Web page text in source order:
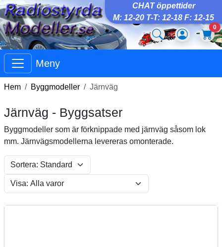
CHAT öppettider
M: 12-20 T-T: 12-18 F: 12-15
0
Meny
Hem Byggmodeller Järnväg
Järnväg - Byggsatser
Byggmodeller som är förknippade med järnväg såsom lok
mm. Järnvägsmodellerna levereras omonterade.